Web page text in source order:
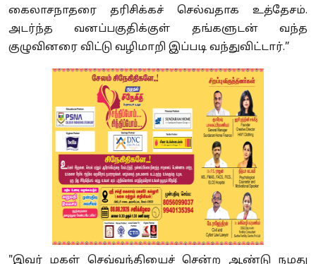
கைலாசநாதரை தரிசிக்கச் செல்வதாக உத்தேசம்.
அடர்ந்த வனப்பகுதிக்குள் தங்களுடன் வந்த
குழுவினரை விட்டு வழிமாறி இப்படி வந்துவிட்டார்.”
"இவர் மகள் செவ்வந்தியைச் சென்ற ஆண்டு நமது